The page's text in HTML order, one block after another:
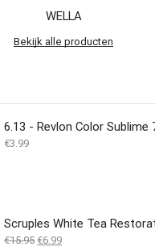
WELLA
Bekijk alle producten
6.13 - Revlon Color Sublime
€3.99
€15.95 Oorspronkelijke
€6.99Huidige